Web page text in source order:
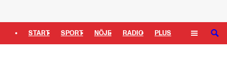
START SPORT NÖJE RADIO PLUS SÖK